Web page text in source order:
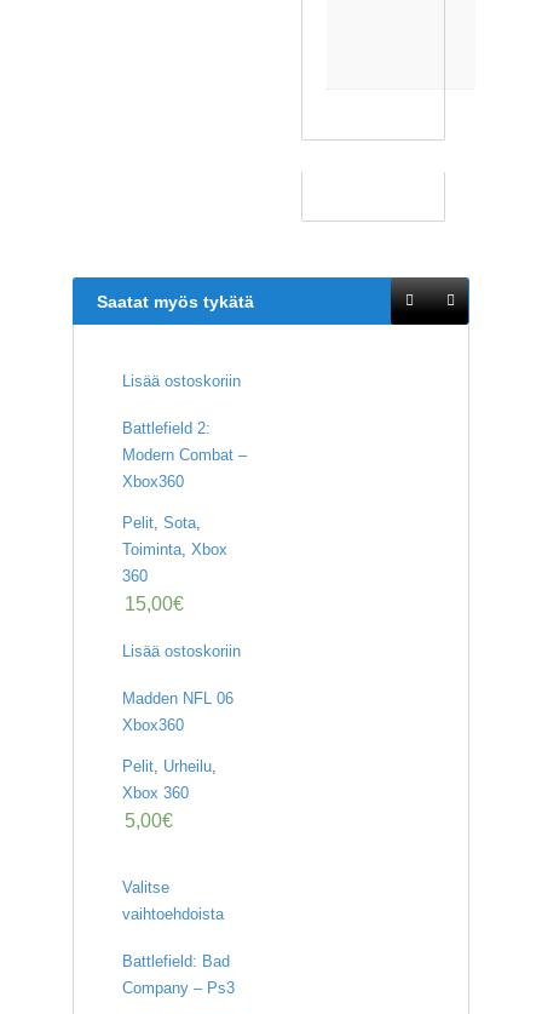
Saatat myös tykätä
Lisää ostoskoriin
Battlefield 2:
Modern Combat –
Xbox360
Pelit, Sota,
Toiminta, Xbox
360
15,00€
Lisää ostoskoriin
Madden NFL 06
Xbox360
Pelit, Urheilu,
Xbox 360
5,00€
Valitse
vaihtoehdoista
Battlefield: Bad
Company – Ps3